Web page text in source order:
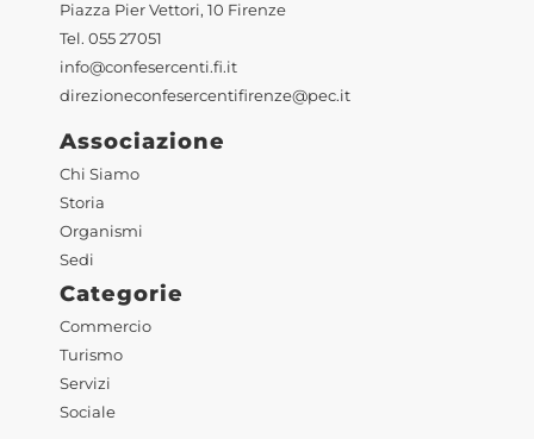
Piazza Pier Vettori, 10 Firenze
Tel. 055 27051
info@confesercenti.fi.it
direzioneconfesercentifirenze@pec.it
Associazione
Chi Siamo
Storia
Organismi
Sedi
Categorie
Commercio
Turismo
Servizi
Sociale